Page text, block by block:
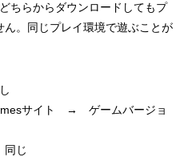
ちらからダウンロードしてもプ
。同じプレイ環境で遊ぶことが
サイト → ゲームバージョ
じ